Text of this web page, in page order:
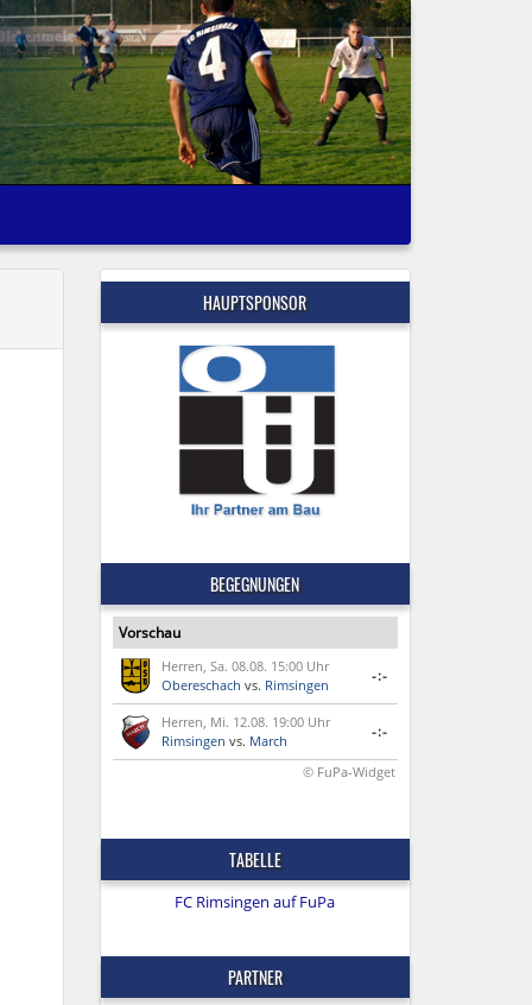
HAUPTSPONSOR
BEGEGNUNGEN
Vorschau
Herren, Sa. 08.08. 15:00 Uhr
Obereschach vs. Rimsingen
-:-
Herren, Mi. 12.08. 19:00 Uhr
Rimsingen vs. March
-:-
© FuPa-Widget
TABELLE
FC Rimsingen auf FuPa
PARTNER